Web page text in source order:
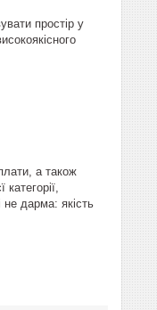
простір у
а також
дарма: якість